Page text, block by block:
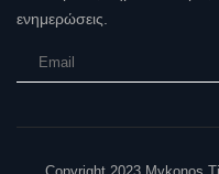
ενημερώσεις.